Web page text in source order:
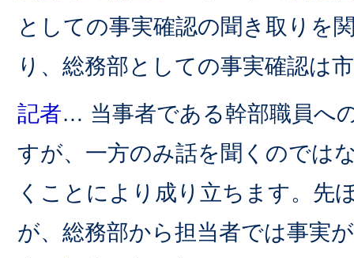
としての事実確認の聞き取りを
り、総務部としての事実確認は
記者… 当事者である幹部職員へ
すが、一方のみ話を聞くのでは
くことにより成り立ちます。先
が、総務部から担当者では事実